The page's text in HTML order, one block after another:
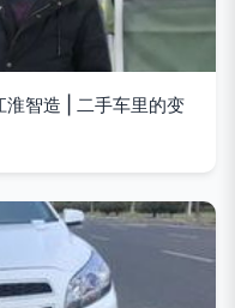
淮智造 | 二手车里的变